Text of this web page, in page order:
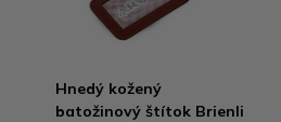
Hnedý kožený
batožinový štítok Brienli